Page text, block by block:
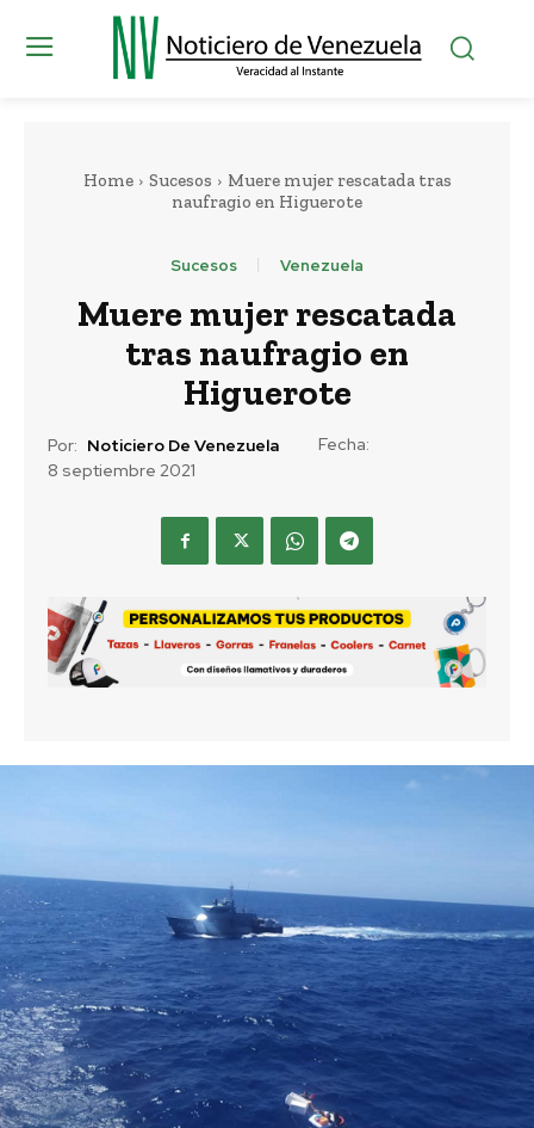
Home Sucesos
Muere mujer rescatada tras
naufragio en Higuerote
Sucesos Venezuela
Muere mujer rescatada
tras naufragio en
Higuerote
Por: Noticiero De Venezuela
Fecha:
8 septiembre 2021